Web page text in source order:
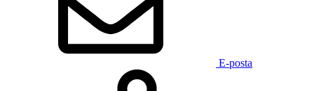
E-posta